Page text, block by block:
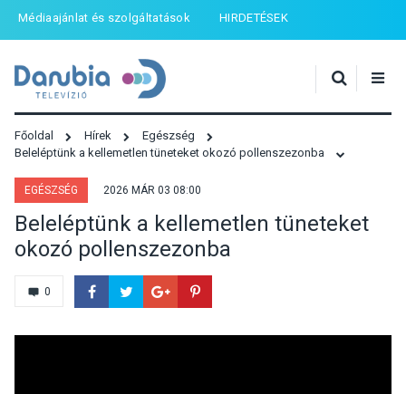
Médiaajánlat és szolgáltatások HIRDETÉSEK
Főoldal Hírek
Egészség
Beleléptünk a kellemetlen tüneteket okozó pollenszezonba
EGÉSZSÉG 2026 MÁR 03 08:00
Beleléptünk a kellemetlen tüneteket
okozó pollenszezonba
0